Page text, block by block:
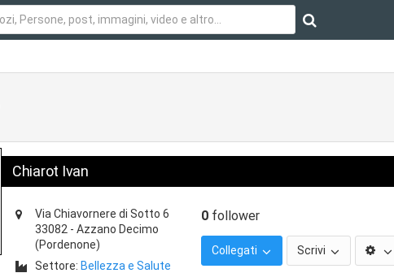
Chiarot Ivan
Via Chiavornere di Sotto 6
33082 - Azzano Decimo
(Pordenone)
Settore: Bellezza e Salute
0 follower
Collegati Scrivi